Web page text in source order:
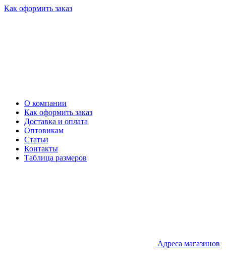
Как оформить заказ
О компании
Как оформить заказ
Доставка и оплата
Оптовикам
Статьи
Контакты
Таблица размеров
Адреса магазинов